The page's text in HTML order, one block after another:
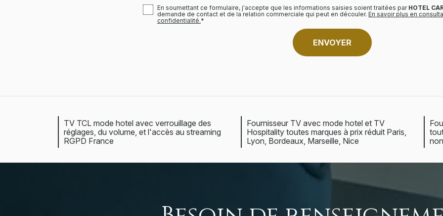
En soumettant ce formulaire, j'accepte que les informations saisies soient traitées par HOTEL
demande de contact et de la relation commerciale qui peut en découler. En savoir plus en
confidentialité.*
TV TCL mode hotel avec verrouillage des
réglages, du volume, et l'accès au streaming
RGPD France
Fournisseur TV avec mode hotel et TV
Hospitality toutes marques à prix réduit Paris,
Lyon, Bordeaux, Marseille, Nice